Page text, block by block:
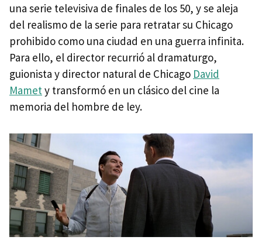
una serie televisiva de finales de los 50, y se aleja
del realismo de la serie para retratar su Chicago
prohibido como una ciudad en una guerra infinita.
Para ello, el director recurrió al dramaturgo,
guionista y director natural de Chicago David
Mamety transformó en un clásico del cine la
memoria del hombre de ley.